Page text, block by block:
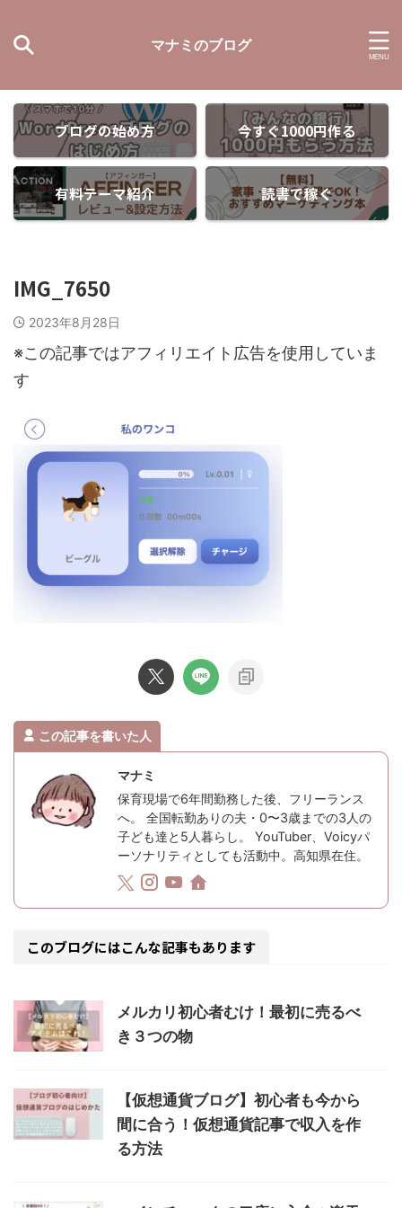
マナミのブログ
ブログの始め方 今すぐ1000円作る
有料テーマ紹介 読書で稼ぐ
IMG_7650
2023年8月28日
※この記事ではアフィリエイト広告を使用していま
す
この記事を書いた人
マナミ
保育現場で6年間勤務した後、フリーランス
へ。 全国転勤ありの夫・0〜3歳までの3人の
子ども達と5人暮らし。 YouTuber、Voicyパ
ーソナリティとしても活動中。高知県在住。
このブログにはこんな記事もあります
メルカリ初心者むけ！最初に売るべ
き３つの物
【仮想通貨ブログ】初心者も今から
間に合う！仮想通貨記事で収入を作
る方法